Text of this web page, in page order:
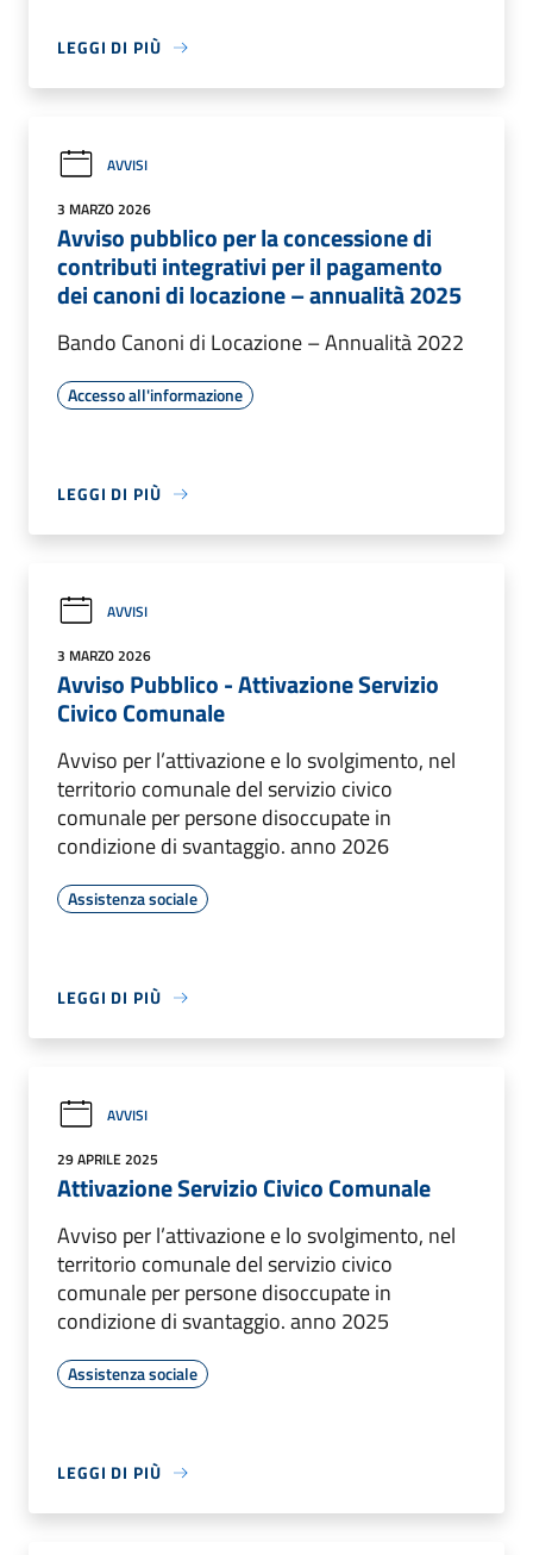
LEGGI DI PIÙ
AVVISI
3 MARZO 2026
Avviso pubblico per la concessione di
contributi integrativi per il pagamento
dei canoni di locazione – annualità 2025
Bando Canoni di Locazione – Annualità 2022
Accesso all'informazione
LEGGI DI PIÙ
AVVISI
3 MARZO 2026
Avviso Pubblico - Attivazione Servizio
Civico Comunale
Avviso per l’attivazione e lo svolgimento, nel
territorio comunale del servizio civico
comunale per persone disoccupate in
condizione di svantaggio. anno 2026
Assistenza sociale
LEGGI DI PIÙ
AVVISI
29 APRILE 2025
Attivazione Servizio Civico Comunale
Avviso per l’attivazione e lo svolgimento, nel
territorio comunale del servizio civico
comunale per persone disoccupate in
condizione di svantaggio. anno 2025
Assistenza sociale
LEGGI DI PIÙ